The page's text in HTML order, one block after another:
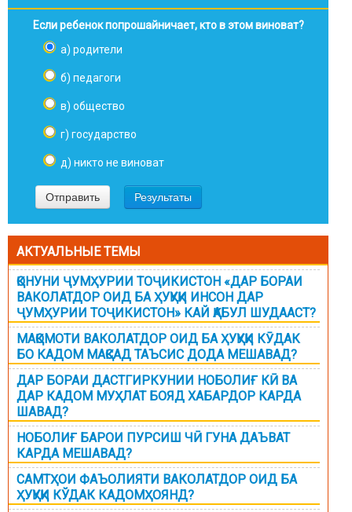
Если ребенок попрошайничает, кто в этом виноват?
а) родители
б) педагоги
в) общество
г) государство
д) никто не виноват
АКТУАЛЬНЫЕ ТЕМЫ
ҚОНУНИ ҶУМҲУРИИ ТОҶИКИСТОН «ДАР БОРАИ
ВАКОЛАТДОР ОИД БА ҲУҚУҚИ ИНСОН ДАР
ҶУМҲУРИИ ТОҶИКИСТОН» КАЙ ҚАБУЛ ШУДААСТ?
МАҚОМОТИ ВАКОЛАТДОР ОИД БА ҲУҚУҚИ КӮДАК
БО КАДОМ МАҚСАД ТАЪСИС ДОДА МЕШАВАД?
ДАР БОРАИ ДАСТГИРКУНИИ НОБОЛИҒ КӢ ВА
ДАР КАДОМ МУҲЛАТ БОЯД ХАБАРДОР КАРДА
ШАВАД?
НОБОЛИҒ БАРОИ ПУРСИШ ЧӢ ГУНА ДАЪВАТ
КАРДА МЕШАВАД?
САМТҲОИ ФАЪОЛИЯТИ ВАКОЛАТДОР ОИД БА
ҲУҚУҚИ КЎДАК КАДОМҲОЯНД?